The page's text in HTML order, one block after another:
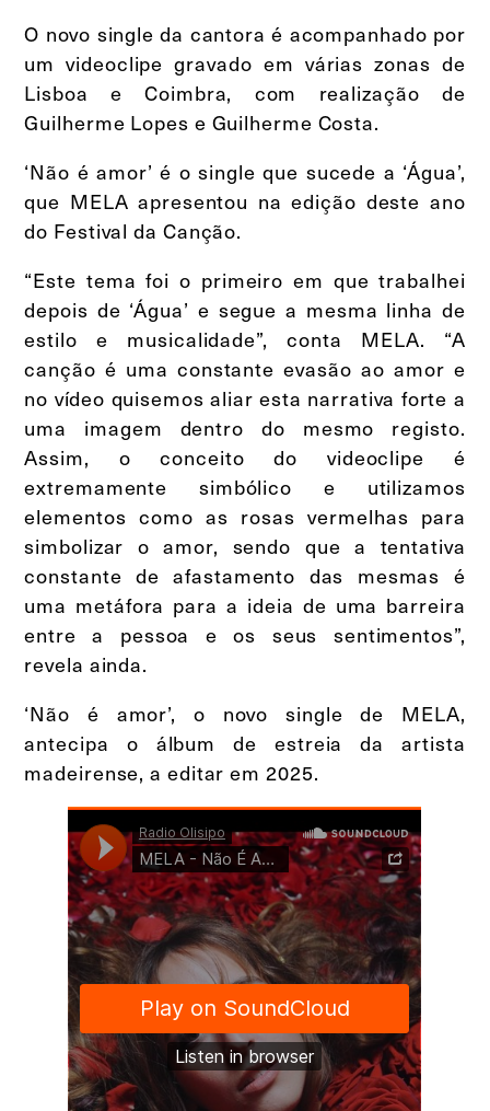
O novo single da cantora é acompanhado por
um videoclipe gravado em várias zonas de
Lisboa e Coimbra, com realização de
Guilherme Lopes e Guilherme Costa.
‘Não é amor’ é o single que sucede a ‘Água’,
que MELA apresentou na edição deste ano
do Festival da Canção.
“Este tema foi o primeiro em que trabalhei
depois de ‘Água’ e segue a mesma linha de
estilo e musicalidade”, conta MELA. “A
canção é uma constante evasão ao amor e
no vídeo quisemos aliar esta narrativa forte a
uma imagem dentro do mesmo registo.
Assim, o conceito do videoclipe é
extremamente simbólico e utilizamos
elementos como as rosas vermelhas para
simbolizar o amor, sendo que a tentativa
constante de afastamento das mesmas é
uma metáfora para a ideia de uma barreira
entre a pessoa e os seus sentimentos”,
revela ainda.
‘Não é amor’, o novo single de MELA,
antecipa o álbum de estreia da artista
madeirense, a editar em 2025.